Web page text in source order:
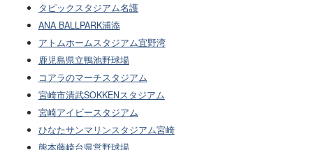
タピックスタジアム名護
ANA BALLPARK浦添
アトムホームスタジアム宜野湾
鹿児島県立鴨池野球場
コアラのマーチスタジアム
宮崎市清武SOKKENスタジアム
宮崎アイビースタジアム
ひなたサンマリンスタジアム宮崎
熊本藤崎台県営野球場